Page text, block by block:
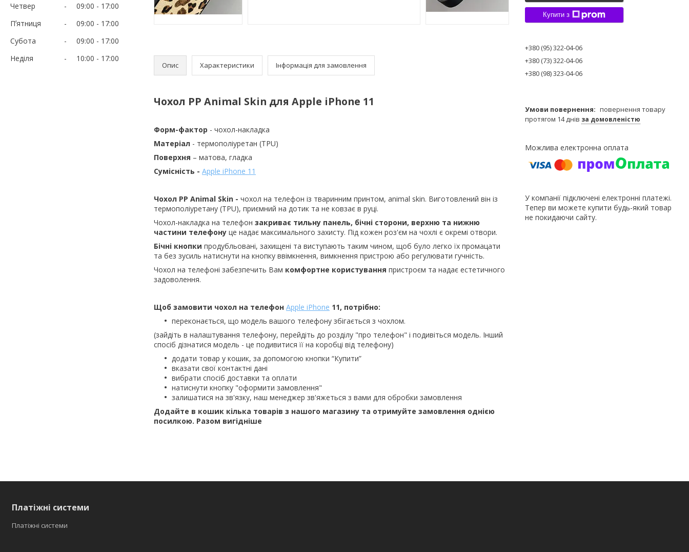
Четвер
09:00
17:00
Пʼятниця
09:00
17:00
Субота
09:00
17:00
Неділя
10:00 17:00
Опис Характеристики Інформація для замовлення
Чохол PP Animal Skin для Apple iPhone 11
Форм-фактор - чохол-накладка
Матеріал - термополіуретан (TPU)
Поверхня – матова, гладка
Сумісність - Apple iPhone 11
Чохол PP Animal Skin - чохол на телефон із тваринним принтом, animal skin. Виготовлений він із
термополіуретану (TPU), приємний на дотик та не ковзає в руці.
Чохол-накладка на телефон закриває тильну панель, бічні сторони, верхню та нижню
частини телефону це надає максимального захисту. Під кожен роз'єм на чохлі є окремі отвори.
Бічні кнопки продубльовані, захищені та виступають таким чином, щоб було легко їх промацати
та без зусиль натиснути на кнопку ввімкнення, вимкнення пристрою або регулювати гучність.
Чохол на телефоні забезпечить Вам комфортне користування пристроєм та надає естетичного
задоволення.
Щоб замовити чохол на телефон Apple iPhone 11, потрібно:
переконається, що модель вашого телефону збігається з чохлом.
(зайдіть в налаштування телефону, перейдіть до розділу "про телефон" і подивіться модель. Інший
спосіб дізнатися модель - це подивитися її на коробці від телефону)
додати товар у кошик, за допомогою кнопки “Купити”
вказати свої контактні дані
вибрати спосіб доставки та оплати
натиснути кнопку "оформити замовлення"
залишатися на зв'язку, наш менеджер зв'яжеться з вами для обробки замовлення
Додайте в кошик кілька товарів з нашого магазину та отримуйте замовлення однією
посилкою. Разом вигідніше
Купити з
+380 (95) 322-04-06
+380 (73) 322-04-06
+380 (98) 323-04-06
повернення товару
протягом 14 днів за домовленістю
У компанії підключені електронні платежі.
Тепер ви можете купити будь-який товар
не покидаючи сайту.
Платіжні системи
Платіжні системи